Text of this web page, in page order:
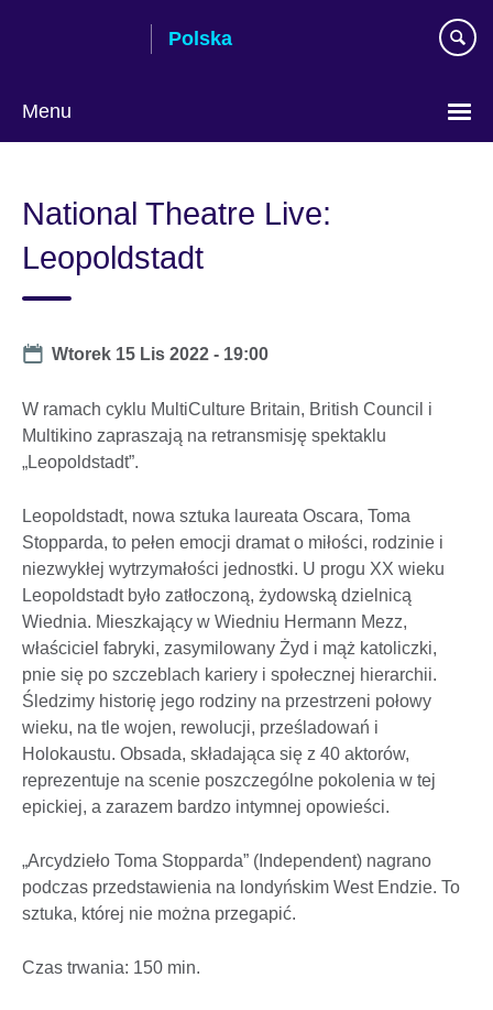
Polska
Menu
National Theatre Live:
Leopoldstadt
Date
Wtorek 15 Lis 2022 - 19:00
W ramach cyklu MultiCulture Britain, British Council i
Multikino zapraszają na retransmisję spektaklu
„Leopoldstadt”.
Leopoldstadt, nowa sztuka laureata Oscara, Toma
Stopparda, to pełen emocji dramat o miłości, rodzinie i
niezwykłej wytrzymałości jednostki. U progu XX wieku
Leopoldstadt było zatłoczoną, żydowską dzielnicą
Wiednia. Mieszkający w Wiedniu Hermann Mezz,
właściciel fabryki, zasymilowany Żyd i mąż katoliczki,
pnie się po szczeblach kariery i społecznej hierarchii.
Śledzimy historię jego rodziny na przestrzeni połowy
wieku, na tle wojen, rewolucji, prześladowań i
Holokaustu. Obsada, składająca się z 40 aktorów,
reprezentuje na scenie poszczególne pokolenia w tej
epickiej, a zarazem bardzo intymnej opowieści.
„Arcydzieło Toma Stopparda” (Independent) nagrano
podczas przedstawienia na londyńskim West Endzie. To
sztuka, której nie można przegapić.
Czas trwania: 150 min.